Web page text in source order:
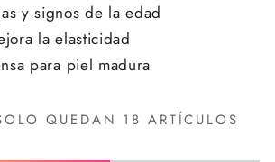
y signos de la edad
la elasticidad
para piel madura
QUEDAN 18 ARTÍCULOS